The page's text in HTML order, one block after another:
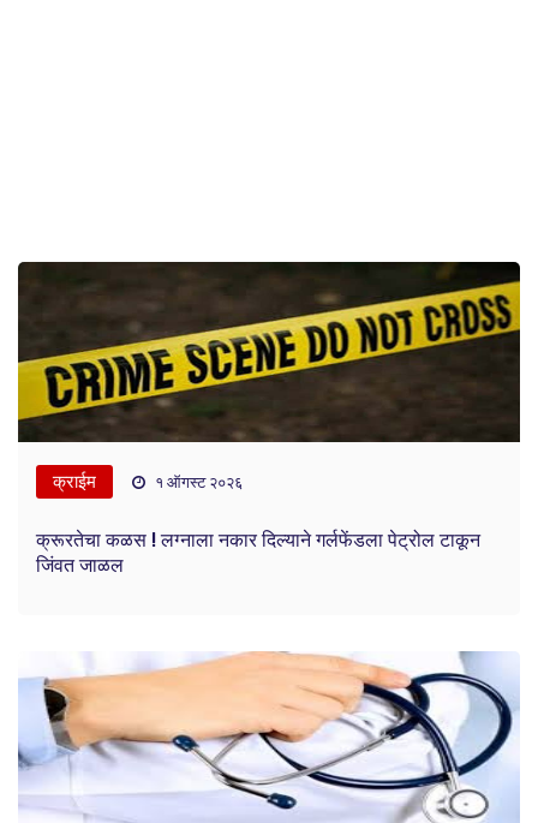
क्राईम १ ऑगस्ट २०२६
क्रूरतेचा कळस ! लग्नाला नकार दिल्याने गर्लफेंडला पेट्रोल टाकून
जिंवत जाळल